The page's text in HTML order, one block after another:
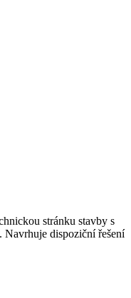
stránku stavby s
dispoziční řešení